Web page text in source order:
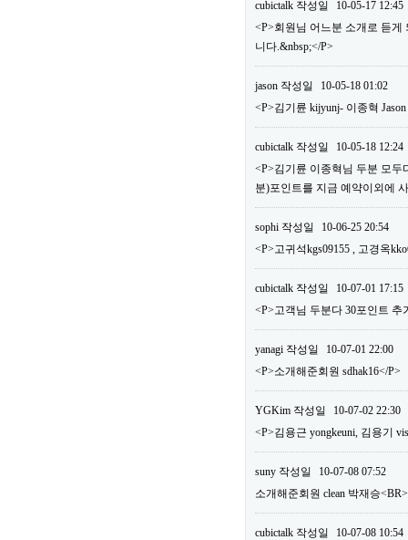
cubictalk 작성일
10-05-17 12:45
<P>회원님 어느분 소개로 듣
니다.&nbsp;</P>
jason 작성일
10-05-18 01:02
<P>김기륜 kijyunj- 이종혁
cubictalk 작성일
10-05-18 12:24
<P>김기륜 이종혁님 두분 모두
분)포인트를 지금 예약이외에
sophi 작성일
10-06-25 20:54
<P>고귀석kgs09155 , 고경옥
cubictalk 작성일
10-07-01 17:15
<P>고객님 두분다 30포인트 추
yanagi 작성일
10-07-01 22:00
<P>소개해준회원 sdhak16</P>
YGKim 작성일
10-07-02 22:30
<P>김용근 yongkeuni, 김용기
suny 작성일
10-07-08 07:52
소개해준회원 clean 박재승
cubictalk 작성일
10-07-08 10:54